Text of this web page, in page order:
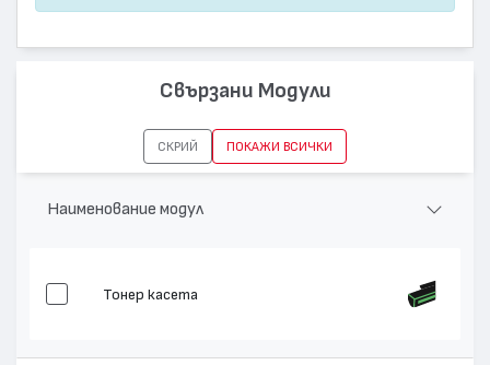
Свързани Модули
СКРИЙ ПОКАЖИ ВСИЧКИ
Наименование модул
Тонер касета